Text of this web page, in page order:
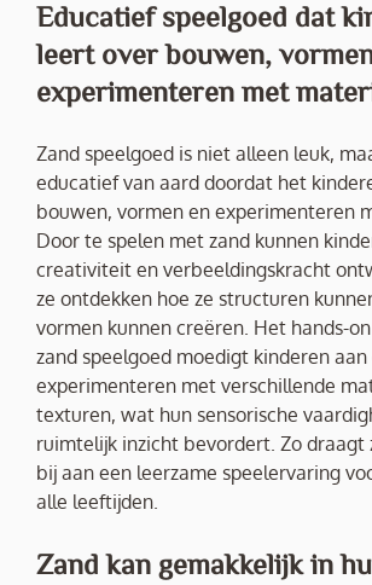
Educatief speelgoed dat
leert over bouwen,
experimenteren met
Zand speelgoed is niet alleen leuk,
educatief van aard doordat het
bouwen, vormen en experimenteren
Door te spelen met zand kunnen
creativiteit en verbeeldingskracht
ze ontdekken hoe ze structuren
vormen kunnen creëren. Het hands-
zand speelgoed moedigt kinderen
experimenteren met verschillende
texturen, wat hun sensorische
ruimtelijk inzicht bevordert. Zo draagt
bij aan een leerzame speelervaring
alle leeftijden.
Zand kan gemakkelijk in